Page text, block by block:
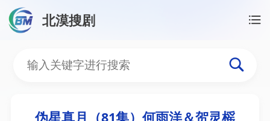
北漠搜剧
伪星真月（81集）何雨洋
伪星真月（81集）何雨洋＆贺灵榣